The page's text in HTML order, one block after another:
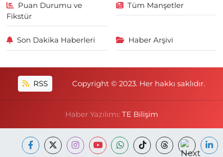
Puan Durumu ve
Fikstür
Tüm Manşetler
Son Dakika Haberleri Haber Arşivi
RSS Copyright © 2023. Her hakkı saklıdır.
Haber Yazılımı: TE Bilişim